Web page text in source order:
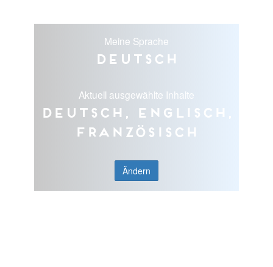
Meine Sprache
Deutsch
Aktuell ausgewählte Inhalte
Deutsch, Englisch,
Französisch
Ändern